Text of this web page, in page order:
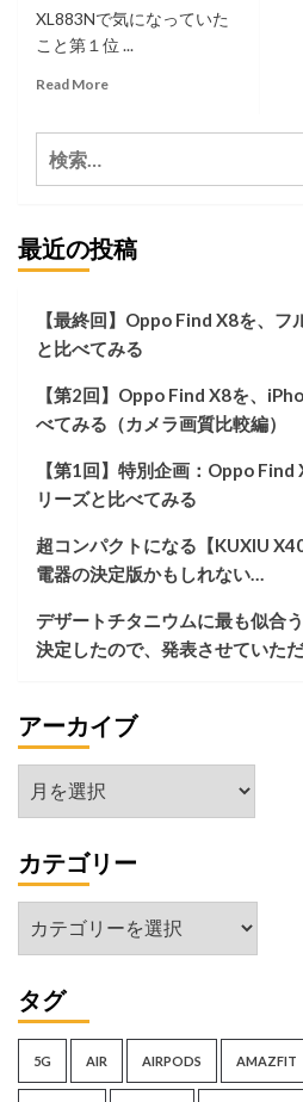
XL883Nで気になっていた
こと第１位 ...
Read MoreRead
Davidson
XL883N
と
暮
ら
話
（ミ
ー
を
下
向
き
に
る）
検
索:
最近の投稿
【最終回】Oppo Find X8を、
と比べてみる
【第2回】Oppo Find X8を、
べてみる（カメラ画質比較編）
【第1回】特別企画：Oppo
リーズと比べてみる
超コンパクトになる【KUXIU
電器の決定版かもしれない…
デザートチタニウムに最も似合
決定したので、発表させていた
アーカイブ
ア
ー
イ
ブ
カテゴリー
テ
リ
ー
タグ
5G AIR AIRPODS AMAZFIT